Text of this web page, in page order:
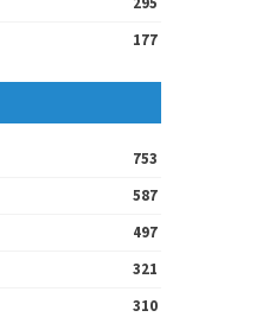
177
753
587
497
321
310